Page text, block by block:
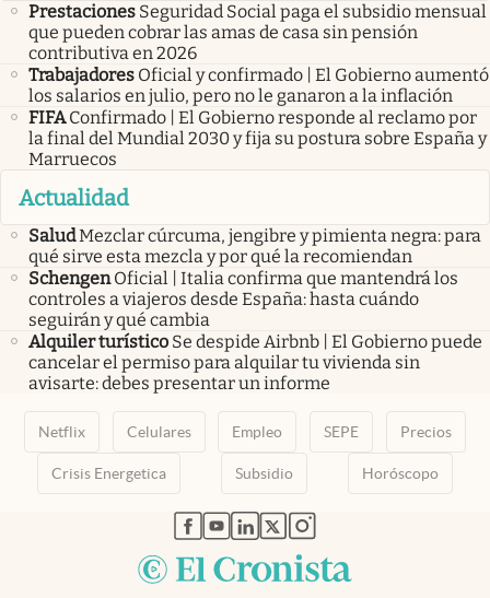
Prestaciones Seguridad Social paga el subsidio mensual
que pueden cobrar las amas de casa sin pensión
contributiva en 2026
Trabajadores Oficial y confirmado | El Gobierno aumentó
los salarios en julio, pero no le ganaron a la inflación
FIFA Confirmado | El Gobierno responde al reclamo por
la final del Mundial 2030 y fija su postura sobre España y
Marruecos
Actualidad
SaludMezclar cúrcuma, jengibre y pimienta negra: para
qué sirve esta mezcla y por qué la recomiendan
Schengen Oficial | Italia confirma que mantendrá los
controles a viajeros desde España: hasta cuándo
seguirán y qué cambia
Alquiler turístico Se despide Airbnb | El Gobierno puede
cancelar el permiso para alquilar tu vivienda sin
avisarte: debes presentar un informe
Netflix Celulares Empleo SEPE Precios
Crisis Energetica Subsidio Horóscopo
abre en nueva pestaña
abre en nueva pestaña
abre en nueva pestaña
abre en nueva pestaña
abre en nueva pestaña